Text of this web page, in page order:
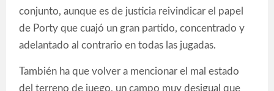
conjunto, aunque es de justicia reivindicar el papel
de Porty que cuajó un gran partido, concentrado y
adelantado al contrario en todas las jugadas.
También ha que volver a mencionar el mal estado
del terreno de juego, un campo muy desigual que